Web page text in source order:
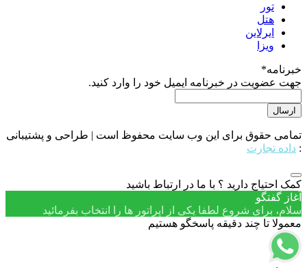
تور
هتل
ایرلاین
ویزا
خبرنامه*
جهت عضویت در خبرنامه ایمیل خود را وارد کنید.
تمامی حقوق برای این وب سایت محفوظ است | طراحی و پشتیبانی
: داده تجارت
کمک احتیاج دارید ؟ با ما در ارتباط باشید
آغاز گفتگو
سلام، برای شروع لطفا یکی از اپراتور ها را انتخاب بفرمائید
معمولا تا چند دقیقه پاسخگو هستیم